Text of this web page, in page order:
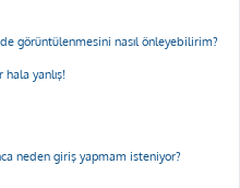
görüntülenmesini nasıl önleyebilirim?
yanlış!
neden giriş yapmam isteniyor?